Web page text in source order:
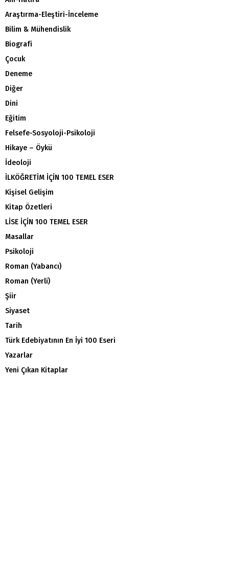
Araştırma-Eleştiri-İnceleme
Bilim & Mühendislik
Biografi
Çocuk
Deneme
Diğer
Dini
Eğitim
Felsefe-Sosyoloji-Psikoloji
Hikaye – Öykü
İdeoloji
İLKÖĞRETİM İÇİN 100 TEMEL ESER
Kişisel Gelişim
Kitap Özetleri
LİSE İÇİN 100 TEMEL ESER
Masallar
Psikoloji
Roman (Yabancı)
Roman (Yerli)
Şiir
Siyaset
Tarih
Türk Edebiyatının En İyi 100 Eseri
Yazarlar
Yeni Çıkan Kitaplar